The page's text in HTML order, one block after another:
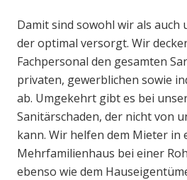
Damit sind sowohl wir als auch
der optimal versorgt. Wir
Fachpersonal den gesamten
privaten, gewerblichen sowie
ab. Umgekehrt gibt es bei
Sanitärschaden, der nicht von
kann. Wir helfen dem Mieter in
Mehrfamilienhaus bei einer
ebenso wie dem